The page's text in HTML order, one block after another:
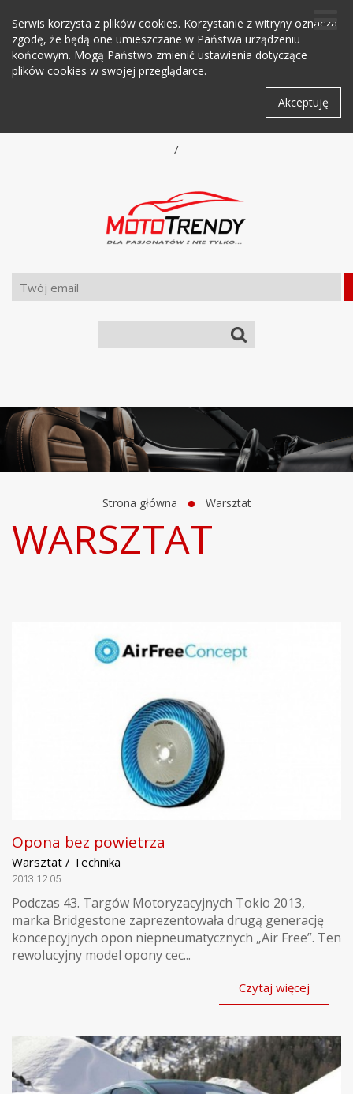
Serwis korzysta z plików cookies. Korzystanie z witryny oznacza
zgodę, że będą one umieszczane w Państwa urządzeniu
końcowym. Mogą Państwo zmienić ustawienia dotyczące
plików cookies w swojej przeglądarce.
Akceptuję
/
Strona główna Warsztat
WARSZTAT
Opona bez powietrza
Warsztat / Technika
2013.12.05
Podczas 43. Targów Motoryzacyjnych Tokio 2013,
marka Bridgestone zaprezentowała drugą generację
koncepcyjnych opon niepneumatycznych „Air Free”. Ten
rewolucyjny model opony cec...
Czytaj więcej